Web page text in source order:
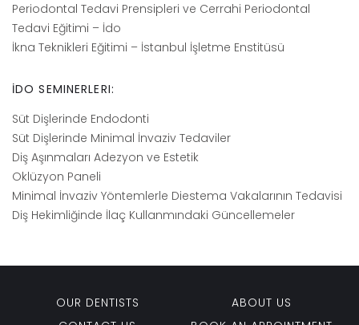
Periodontal Tedavi Prensipleri ve Cerrahi Periodontal
Tedavi Eğitimi – İdo
İkna Teknikleri Eğitimi – İstanbul İşletme Enstitüsü
İDO SEMINERLERI:
Süt Dişlerinde Endodonti
Süt Dişlerinde Minimal İnvaziv Tedaviler
Diş Aşınmaları Adezyon ve Estetik
Oklüzyon Paneli
Minimal İnvaziv Yöntemlerle Diestema Vakalarının Tedavisi
Diş Hekimliğinde İlaç Kullanmındaki Güncellemeler
OUR DENTISTS
ABOUT US